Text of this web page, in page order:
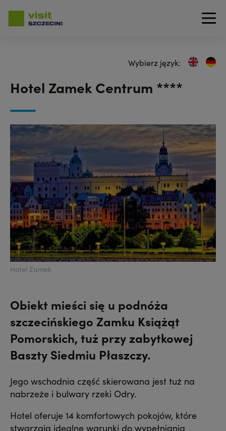
Wybierz język:
Hotel Zamek Centrum ****
Hotel Zamek
Obiekt mieści się u podnóża
szczecińskiego Zamku Książąt
Pomorskich, tuż przy zabytkowej
Baszty Siedmiu Płaszczy.
Jego wschodnia część skierowana jest tuż na
nabrzeże i bulwary rzeki Odry.
Hotel oferuje 14 komfortowych pokojów, które
stwarzają idealne warunki do wypełniania